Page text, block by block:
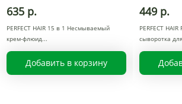
635 р.
PERFECT HAIR 15 в 1 Несмываемый
крем-флюид
Добавить в корзину
449 р.
PERFECT
сыворотка